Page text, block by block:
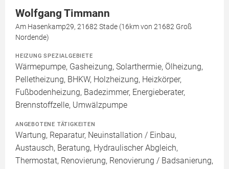
Wolfgang Timmann
Am Hasenkamp29, 21682 Stade (16km von 21682 Groß
Nordende)
HEIZUNG SPEZIALGEBIETE
Wärmepumpe, Gasheizung, Solarthermie, Ölheizung,
Pelletheizung, BHKW, Holzheizung, Heizkörper,
Fußbodenheizung, Badezimmer, Energieberater,
Brennstoffzelle, Umwälzpumpe
ANGEBOTENE TÄTIGKEITEN
Wartung, Reparatur, Neuinstallation / Einbau,
Austausch, Beratung, Hydraulischer Abgleich,
Thermostat, Renovierung, Renovierung / Badsanierung,